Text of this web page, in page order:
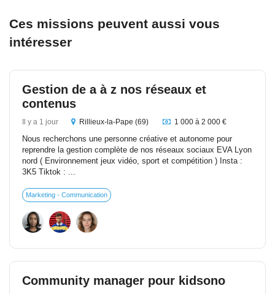
Ces missions peuvent aussi vous
intéresser
Gestion de a à z nos réseaux et
contenus
Il y a 1 jour Rillieux-la-Pape (69) 1 000 à 2 000 €
Nous recherchons une personne créative et autonome pour
reprendre la gestion complète de nos réseaux sociaux EVA Lyon
nord ( Environnement jeux vidéo, sport et compétition ) Insta :
3K5 Tiktok : ...
Marketing - Communication
Community manager pour kidsono